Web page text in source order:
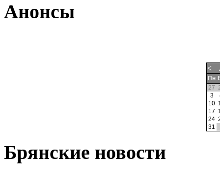
Анонсы
<
Пн
27
3
10
17
24
31
Брянские новости